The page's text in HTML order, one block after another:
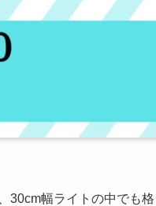
30cm幅ライトの中でも格